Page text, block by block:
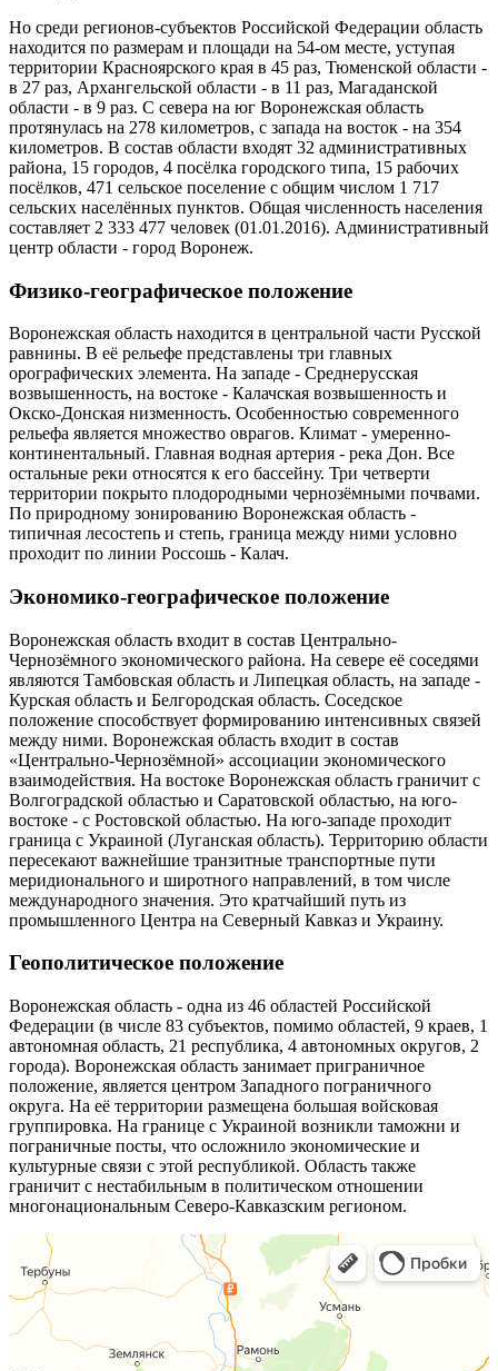
Но среди регионов-субъектов Российской Федерации область
находится по размерам и площади на 54-ом месте, уступая
территории Красноярского края в 45 раз, Тюменской области -
в 27 раз, Архангельской области - в 11 раз, Магаданской
области - в 9 раз. С севера на юг Воронежская область
протянулась на 278 километров, с запада на восток - на 354
километров. В состав области входят 32 административных
района, 15 городов, 4 посёлка городского типа, 15 рабочих
посёлков, 471 сельское поселение с общим числом 1 717
сельских населённых пунктов. Общая численность населения
составляет 2 333 477 человек (01.01.2016). Административный
центр области - город Воронеж.
Физико-географическое положение
Воронежская область находится в центральной части Русской
равнины. В её рельефе представлены три главных
орографических элемента. На западе - Среднерусская
возвышенность, на востоке - Калачская возвышенность и
Окско-Донская низменность. Особенностью современного
рельефа является множество оврагов. Климат - умеренно-
континентальный. Главная водная артерия - река Дон. Все
остальные реки относятся к его бассейну. Три четверти
территории покрыто плодородными чернозёмными почвами.
По природному зонированию Воронежская область -
типичная лесостепь и степь, граница между ними условно
проходит по линии Россошь - Калач.
Экономико-географическое положение
Воронежская область входит в состав Центрально-
Чернозёмного экономического района. На севере её соседями
являются Тамбовская область и Липецкая область, на западе -
Курская область и Белгородская область. Соседское
положение способствует формированию интенсивных связей
между ними. Воронежская область входит в состав
«Центрально-Чернозёмной» ассоциации экономического
взаимодействия. На востоке Воронежская область граничит с
Волгоградской областью и Саратовской областью, на юго-
востоке - с Ростовской областью. На юго-западе проходит
граница с Украиной (Луганская область). Территорию области
пересекают важнейшие транзитные транспортные пути
меридионального и широтного направлений, в том числе
международного значения. Это кратчайший путь из
промышленного Центра на Северный Кавказ и Украину.
Геополитическое положение
Воронежская область - одна из 46 областей Российской
Федерации (в числе 83 субъектов, помимо областей, 9 краев, 1
автономная область, 21 республика, 4 автономных округов, 2
города). Воронежская область занимает приграничное
положение, является центром Западного пограничного
округа. На её территории размещена большая войсковая
группировка. На границе с Украиной возникли таможни и
пограничные посты, что осложнило экономические и
культурные связи с этой республикой. Область также
граничит с нестабильным в политическом отношении
многонациональным Северо-Кавказским регионом.